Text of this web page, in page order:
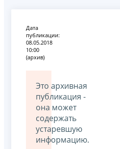
Дата
публикации:
08.05.2018
10:00
(архив)
Это архивная
публикация -
она может
содержать
устаревшую
информацию.